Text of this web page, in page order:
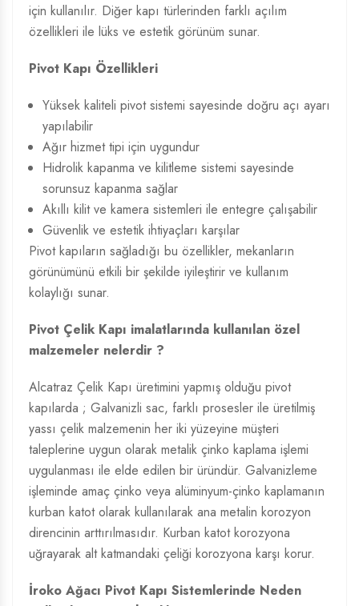
için kullanılır. Diğer kapı türlerinden farklı açılım
özellikleri ile lüks ve estetik görünüm sunar.
Pivot Kapı Özellikleri
Yüksek kaliteli pivot sistemi sayesinde doğru açı ayarı
yapılabilir
Ağır hizmet tipi için uygundur
Hidrolik kapanma ve kilitleme sistemi sayesinde
sorunsuz kapanma sağlar
Akıllı kilit ve kamera sistemleri ile entegre çalışabilir
Güvenlik ve estetik ihtiyaçları karşılar
Pivot kapıların sağladığı bu özellikler, mekanların
görünümünü etkili bir şekilde iyileştirir ve kullanım
kolaylığı sunar.
Pivot Çelik Kapı imalatlarında kullanılan özel
malzemeler nelerdir ?
Alcatraz Çelik Kapı üretimini yapmış olduğu pivot
kapılarda ; Galvanizli sac, farklı prosesler ile üretilmiş
yassı çelik malzemenin her iki yüzeyine müşteri
taleplerine uygun olarak metalik çinko kaplama işlemi
uygulanması ile elde edilen bir üründür. Galvanizleme
işleminde amaç çinko veya alüminyum-çinko kaplamanın
kurban katot olarak kullanılarak ana metalin korozyon
direncinin arttırılmasıdır. Kurban katot korozyona
uğrayarak alt katmandaki çeliği korozyona karşı korur.
İroko Ağacı Pivot Kapı Sistemlerinde Neden